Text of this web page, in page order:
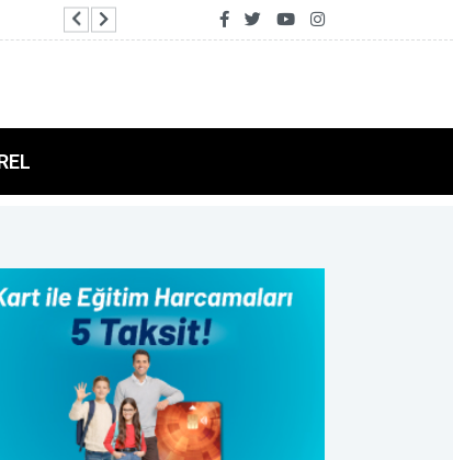
İçişleri Bakanlığı: 71 ilde uyuşturucu